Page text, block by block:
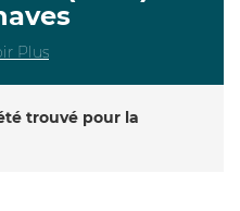
Plus
trouvé pour la